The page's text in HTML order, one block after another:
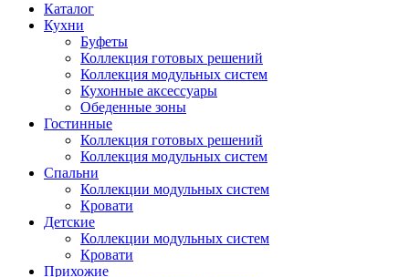
Каталог
Кухни
Буфеты
Коллекция готовых решений
Коллекция модульных систем
Кухонные аксессуары
Обеденные зоны
Гостинные
Коллекция готовых решений
Коллекция модульных систем
Спальни
Коллекции модульных систем
Кровати
Детские
Коллекции модульных систем
Кровати
Прихожие